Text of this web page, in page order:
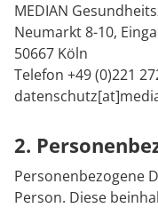
MEDIAN
Neumarkt 8-10,
50667 Köln
Telefon +49 (0)221
2.
Personenbezogene
Person. Diese